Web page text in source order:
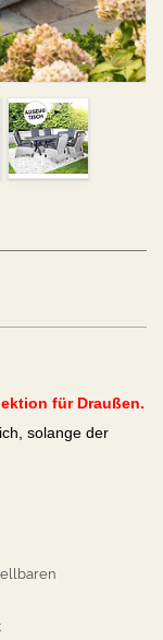
für Draußen.
solange der